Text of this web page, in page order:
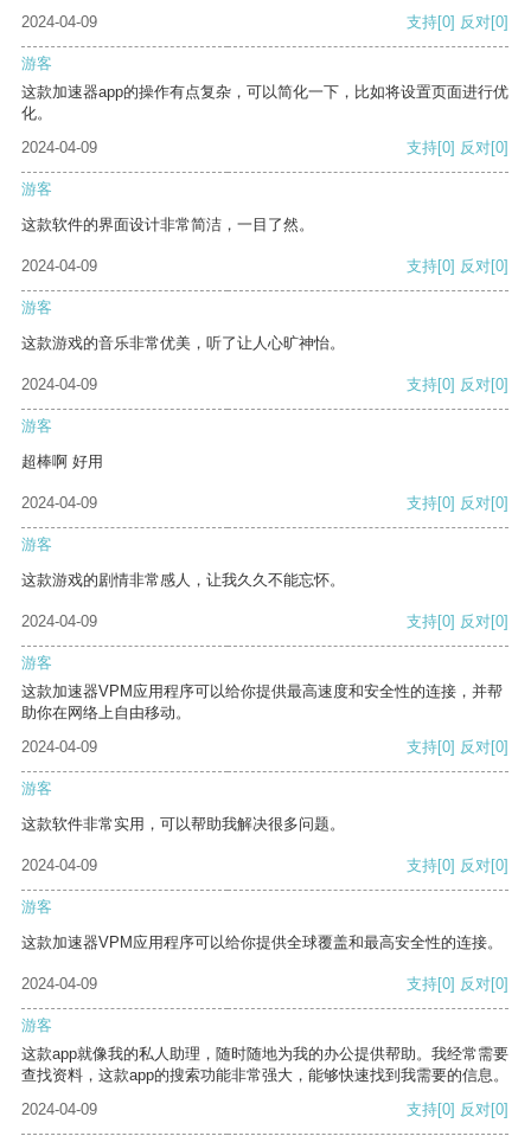
2024-04-09 支持[0] 反对[0]
游客
这款加速器app的操作有点复杂，可以简化一下，比如将设置页面进行优
化。
2024-04-09
支持[0] 反对[0]
游客
这款软件的界面设计非常简洁，一目了然。
2024-04-09 支持[0] 反对[0]
游客
这款游戏的音乐非常优美，听了让人心旷神怡。
2024-04-09 支持[0] 反对[0]
游客
超棒啊 好用
2024-04-09 支持[0] 反对[0]
游客
这款游戏的剧情非常感人，让我久久不能忘怀。
2024-04-09 支持[0] 反对[0]
游客
这款加速器VPM应用程序可以给你提供最高速度和安全性的连接，并帮
助你在网络上自由移动。
2024-04-09
支持[0] 反对[0]
游客
这款软件非常实用，可以帮助我解决很多问题。
2024-04-09 支持[0] 反对[0]
游客
这款加速器VPM应用程序可以给你提供全球覆盖和最高安全性的连接。
2024-04-09 支持[0] 反对[0]
游客
这款app就像我的私人助理，随时随地为我的办公提供帮助。我经常需要
查找资料，这款app的搜索功能非常强大，能够快速找到我需要的信息。
2024-04-09
支持[0] 反对[0]